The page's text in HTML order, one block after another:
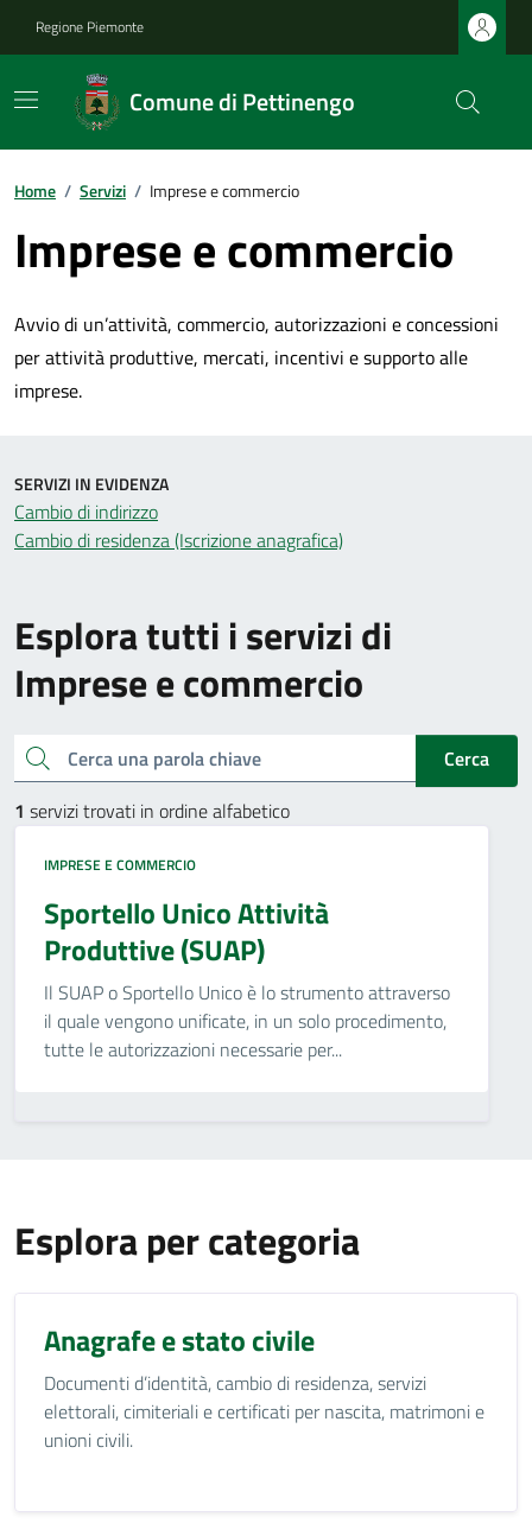
Regione Piemonte
Comune di Pettinengo
Home / Servizi / Imprese e commercio
Imprese e commercio
Avvio di un’attività, commercio, autorizzazioni e concessioni
per attività produttive, mercati, incentivi e supporto alle
imprese.
Esplora tutti i servizi di
Imprese e commercio
Cerca una parola chiave
Cerca
1 servizi trovati in ordine alfabetico
IMPRESE E COMMERCIO
Sportello Unico Attività
Produttive (SUAP)
Il SUAP o Sportello Unico è lo strumento attraverso
il quale vengono unificate, in un solo procedimento,
tutte le autorizzazioni necessarie per...
SERVIZI IN EVIDENZA
Cambio di indirizzo
Cambio di residenza (Iscrizione anagrafica)
Esplora per categoria
Anagrafe e stato civile
Documenti d’identità, cambio di residenza, servizi
elettorali, cimiteriali e certificati per nascita, matrimoni e
unioni civili.